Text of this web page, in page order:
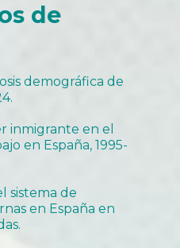
de
demográfica de
inmigrante en el
en España, 1995-
sistema de
en España en